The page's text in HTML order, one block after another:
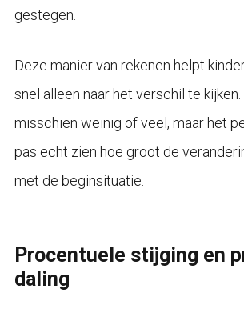
gestegen.
Deze manier van rekenen helpt
snel alleen naar het verschil te
misschien weinig of veel, maar het
pas echt zien hoe groot de
met de beginsituatie.
Procentuele stijging en
daling